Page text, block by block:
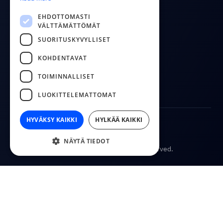
FOLLOW US
YouTube
Facebook
LinkedIn
CostPocket. All rights reserved.
Tietosuojakäytäntö
Käyttöehdot
EHDOTTOMASTI
VÄLTTÄMÄTTÖMÄT
SUORITUSKYVYLLISET
KOHDENTAVAT
TOIMINNALLISET
LUOKITTELEMATTOMAT
HYVÄKSY KAIKKI HYLKÄÄ KAIKKI
NÄYTÄ TIEDOT